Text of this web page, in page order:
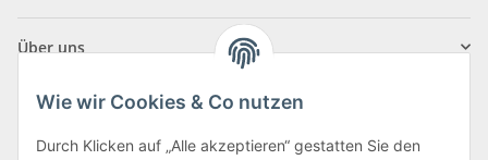
Über uns
Wie wir Cookies & Co nutzen
Durch Klicken auf „Alle akzeptieren“ gestatten Sie den